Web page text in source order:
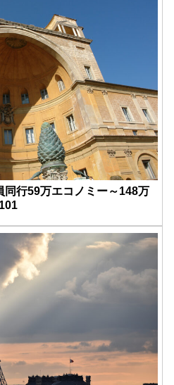
同行59万エコノミー～148万